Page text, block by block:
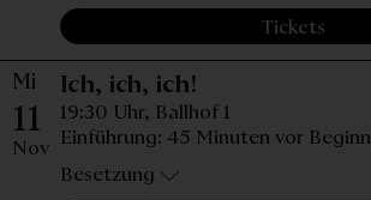
Tickets
Mi
11
Nov
Ich, ich, ich!
19:30 Uhr, Ballhof 1
Einführung: 45 Minuten vor Beginn
Besetzung